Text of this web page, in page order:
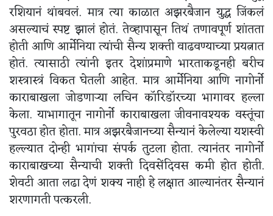
रशियानं थांबवलं. मात्र त्या काळात अझरबैजान युद्ध जिंकलं
असल्याचं स्पष्ट झालं होतं. तेव्हापासून तिथं तणावपूर्ण शांतता
होती आणि आर्मेनिया त्यांची सैन्य शक्ती वाढवण्याच्या प्रयत्नात
होतं. त्यासाठी त्यांनी इतर देशांप्रमाणे भारताकडूनही बरीच
शस्त्रास्त्रं विकत घेतली आहेत. मात्र आर्मेनिया आणि नागोर्नो
काराबाखला जोडणाऱ्या लचिन कॉरिडॉरच्या भागावर हल्ला
केला. याभागातून नागोर्नो काराबाखला जीवनावश्यक वस्तूंचा
पुरवठा होत होता. मात्र अझरबैजानच्या सैन्यानं केलेल्या यशस्वी
हल्ल्यात दोन्ही भागांचा संपर्क तुटला होता. त्यानंतर नागोर्नो
काराबाखच्या सैन्याची शक्ती दिवसेंदिवस कमी होत होती.
शेवटी आता लढा देणं शक्य नाही हे लक्षात आल्यानंतर सैन्यानं
शरणागती पत्करली.